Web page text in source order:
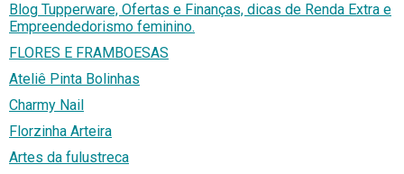
Blog Tupperware, Ofertas e Finanças, dicas de Renda Extra e
Empreendedorismo feminino.
FLORES E FRAMBOESAS
Ateliê Pinta Bolinhas
Charmy Nail
Florzinha Arteira
Artes da fulustreca